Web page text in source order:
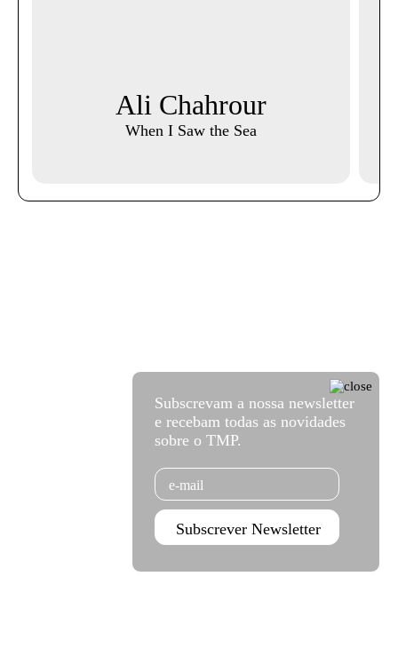
Ali Chahrour
When I Saw the Sea
Subscrevam a nossa newsletter
e recebam todas as novidades
sobre o TMP.
Email
Subscrever Newsletter